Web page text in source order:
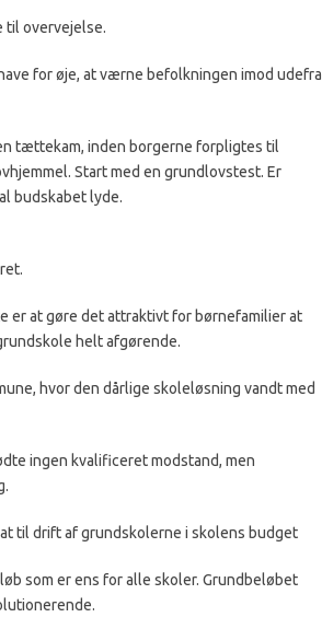
til overvejelse.
for øje, at værne befolkningen imod udefra
tættekam, inden borgerne forpligtes til
Start med en grundlovstest. Er
budskabet lyde.
er at gøre det attraktivt for børnefamilier at
helt afgørende.
hvor den dårlige skoleløsning vandt med
ingen kvalificeret modstand, men
til drift af grundskolerne i skolens budget
som er ens for alle skoler. Grundbeløbet